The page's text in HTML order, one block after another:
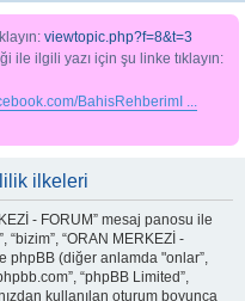
viewtopic.php?f=8&t=3
ile ilgili yazı için şu linke tıklayın:
BahisRehberimI ...
ilkeleri
- FORUM” mesaj panosu ile
“bizim”, “ORAN MERKEZİ -
phpBB (diğer anlamda "onlar”,
“phpBB Limited”,
kullanılan oturum boyunca